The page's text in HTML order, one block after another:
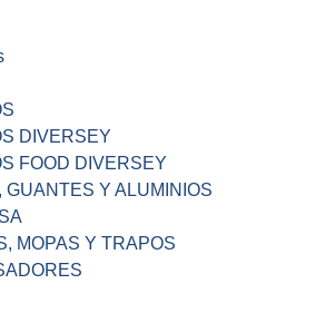
DIVERSEY
FOOD DIVERSEY
GUANTES Y ALUMINIOS
MOPAS Y TRAPOS